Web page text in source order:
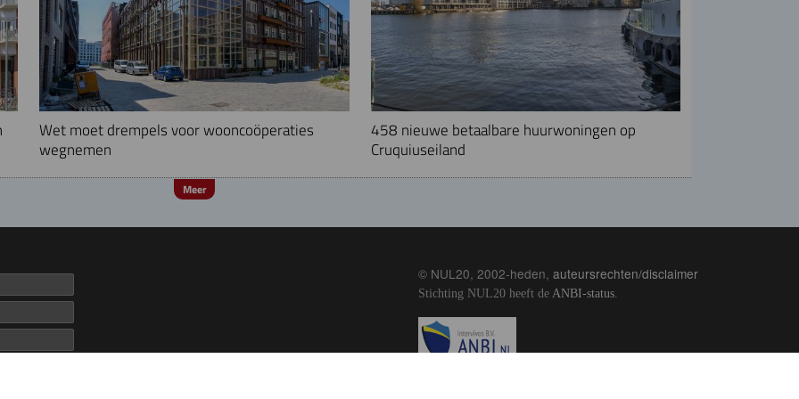
Wet moet drempels voor wooncoöperaties
wegnemen
458 nieuwe betaalbare huurwoningen op
Cruquiuseiland
Meer
© NUL20, 2002-heden, auteursrechten/disclaimer
Stichting NUL20 heeft de ANBI-status
Image